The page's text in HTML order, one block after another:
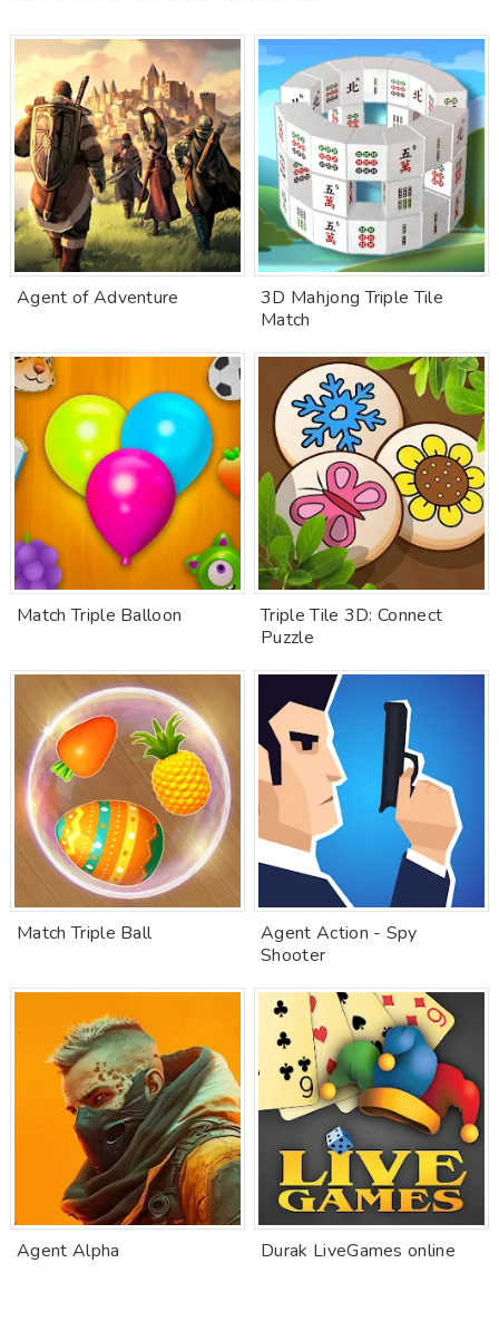
Agent of Adventure
3D Mahjong Triple Tile
Match
Match Triple Balloon
Triple Tile 3D: Connect
Puzzle
Match Triple Ball
Agent Action - Spy
Shooter
Agent Alpha Durak LiveGames online